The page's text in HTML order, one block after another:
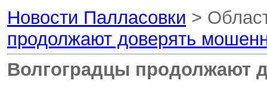
Новости Палласовки >
продолжают доверять
Волгоградцы продолжают